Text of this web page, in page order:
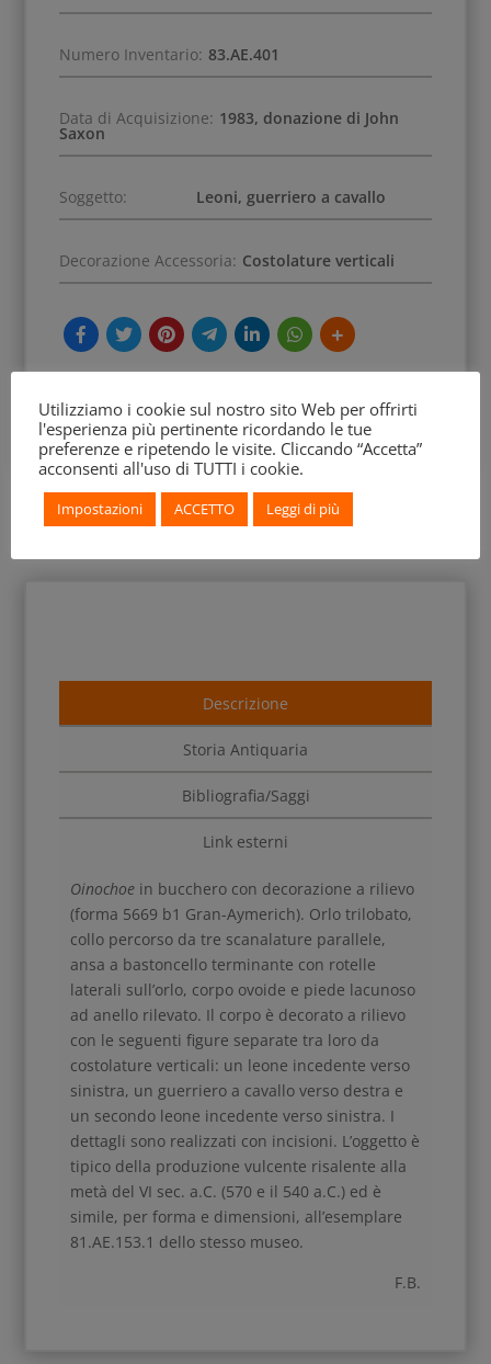
Numero Inventario: 83.AE.401
Data di Acquisizione: 1983, donazione di John
Saxon
Soggetto: Leoni, guerriero a cavallo
Decorazione Accessoria: Costolature verticali
Descrizione
Storia Antiquaria
Bibliografia/Saggi
Link esterni
Oinochoe in bucchero con decorazione a rilievo
(forma 5669 b1 Gran-Aymerich). Orlo trilobato,
collo percorso da tre scanalature parallele,
ansa a bastoncello terminante con rotelle
laterali sull’orlo, corpo ovoide e piede lacunoso
ad anello rilevato. Il corpo è decorato a rilievo
con le seguenti figure separate tra loro da
costolature verticali: un leone incedente verso
sinistra, un guerriero a cavallo verso destra e
un secondo leone incedente verso sinistra. I
dettagli sono realizzati con incisioni. L’oggetto è
tipico della produzione vulcente risalente alla
metà del VI sec. a.C. (570 e il 540 a.C.) ed è
simile, per forma e dimensioni, all’esemplare
81.AE.153.1 dello stesso museo.
F.B.
Utilizziamo i cookie sul nostro sito Web per offrirti
l'esperienza più pertinente ricordando le tue
preferenze e ripetendo le visite. Cliccando “Accetta”
acconsenti all'uso di TUTTI i cookie.
Impostazioni ACCETTO Leggi di più